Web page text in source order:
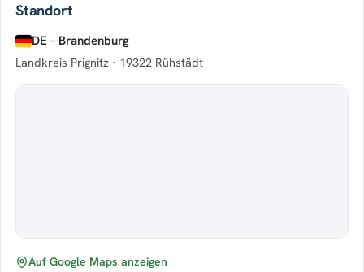
Standort
DE – Brandenburg
Landkreis Prignitz · 19322 Rühstädt
Auf Google Maps anzeigen